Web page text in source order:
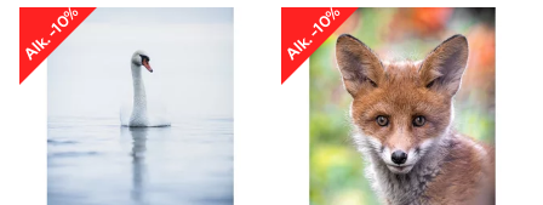
Alk. -10% Alk. -10%